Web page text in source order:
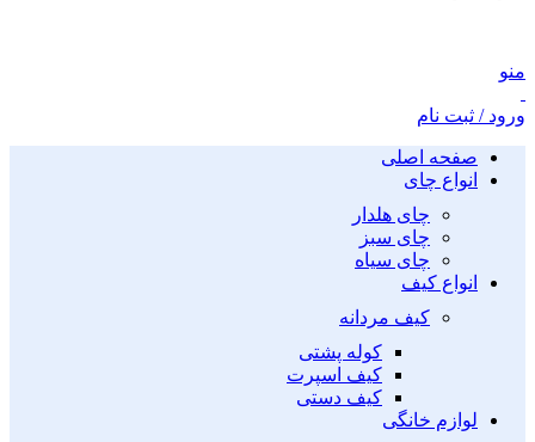
منو
ورود / ثبت نام
صفحه اصلی
انواع چای
چای هلدار
چای سبز
چای سیاه
انواع کیف
کیف مردانه
کوله پشتی
کیف اسپرت
کیف دستی
لوازم خانگی